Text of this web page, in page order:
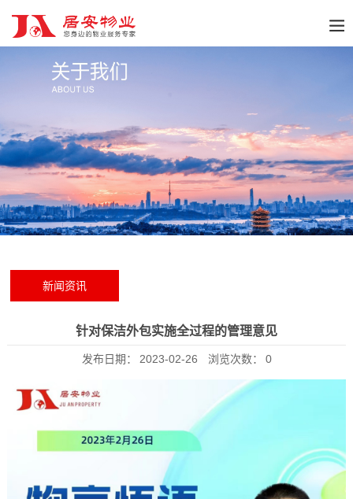
新闻资讯
针对保洁外包实施全过程的管理意见
发布日期： 2023-02-26 浏览次数： 0